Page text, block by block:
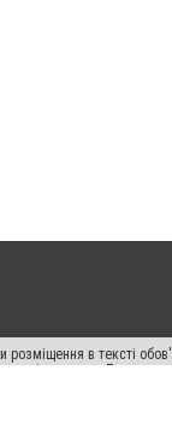
в тексті
джерела.